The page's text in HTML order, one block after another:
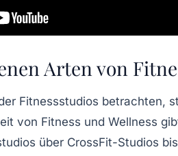
Arten von
Fitnessstudios betrachten,
von Fitness und Wellness
über CrossFit-Studios